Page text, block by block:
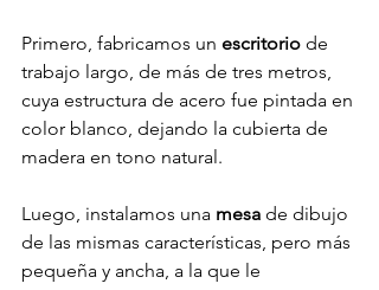
Primero, fabricamos un escritorio de
trabajo largo, de más de tres metros,
cuya estructura de acero fue pintada en
color blanco, dejando la cubierta de
madera en tono natural.
Luego, instalamos una mesa de dibujo
de las mismas características, pero más
pequeña y ancha, a la que le